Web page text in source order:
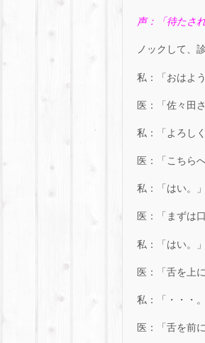
声：「待たさ
ノックして、
私：「おはよ
医：「佐々田
私：「よろし
医：「こちら
私：「はい。」
医：「まずは
私：「はい。」
医：「舌を上
私：「・・・
医：「舌を前